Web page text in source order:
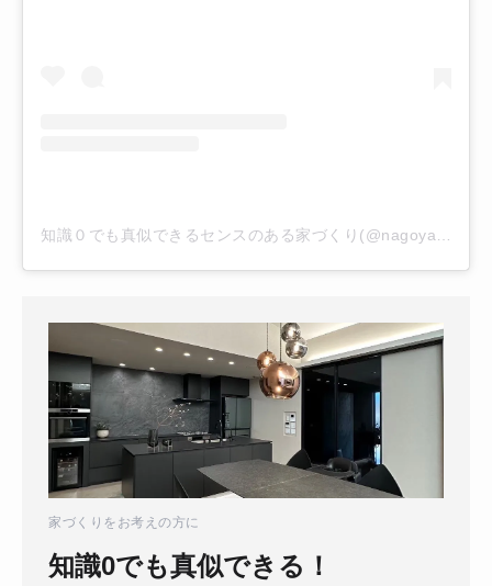
知識０でも真似できるセンスのある家づくり(@nagoya.home)がシェアした投稿
家づくりをお考えの方に
知識0でも真似できる！